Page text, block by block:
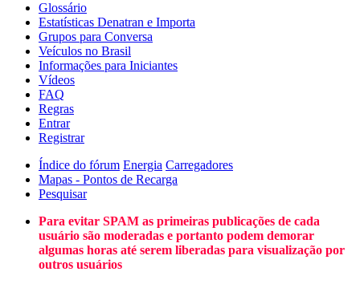
Glossário
Estatísticas Denatran e Importa
Grupos para Conversa
Veículos no Brasil
Informações para Iniciantes
Vídeos
FAQ
Regras
Entrar
Registrar
Índice do fórum Energia Carregadores
Mapas - Pontos de Recarga
Pesquisar
Para evitar SPAM as primeiras publicações de cada
usuário são moderadas e portanto podem demorar
algumas horas até serem liberadas para visualização por
outros usuários